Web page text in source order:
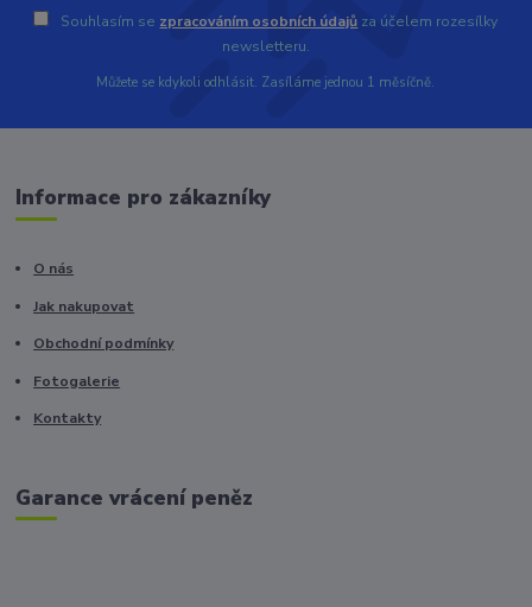
Souhlasím se zpracováním osobních údajů za účelem rozesílky
newsletteru.
Můžete se kdykoli odhlásit. Zasíláme jednou 1 měsíčně.
Informace pro zákazníky
O nás
Jak nakupovat
Obchodní podmínky
Fotogalerie
Kontakty
Garance vrácení peněz